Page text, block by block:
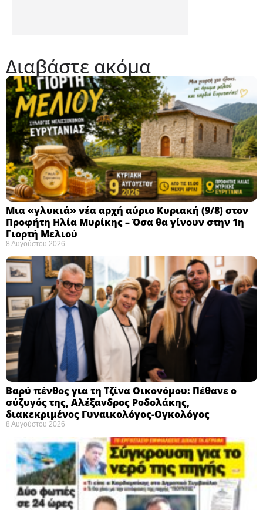
Διαβάστε ακόμα
Μια «γλυκιά» νέα αρχή αύριο Κυριακή (9/8) στον
Προφήτη Ηλία Μυρίκης – Όσα θα γίνουν στην 1η
Γιορτή Μελιού
8 Αυγούστου 2026
Βαρύ πένθος για τη Τζίνα Οικονόμου: Πέθανε ο
σύζυγός της, Αλέξανδρος Ροδολάκης,
διακεκριμένος Γυναικολόγος-Ογκολόγος
8 Αυγούστου 2026